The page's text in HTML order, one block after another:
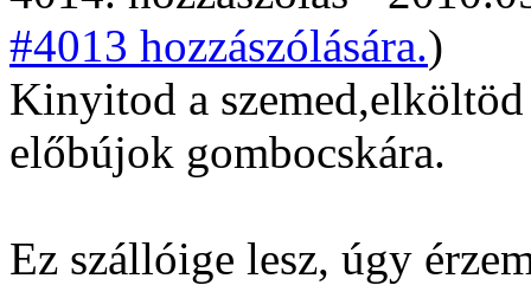
#4013 hozzászólására.)
Kinyitod a
előbújok gombocskára.
Ez szállóige lesz, úgy